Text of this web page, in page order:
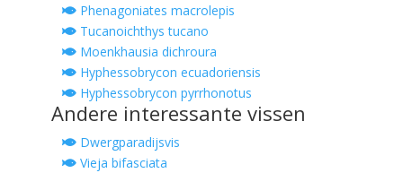
Phenagoniates macrolepis
Tucanoichthys tucano
Moenkhausia dichroura
Hyphessobrycon ecuadoriensis
Hyphessobrycon pyrrhonotus
Andere interessante vissen
Dwergparadijsvis
Vieja bifasciata